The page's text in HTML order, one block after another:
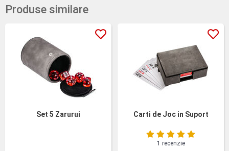
Produse similare
Set 5 Zarurui Carti de Joc in Suport
1 recenzie